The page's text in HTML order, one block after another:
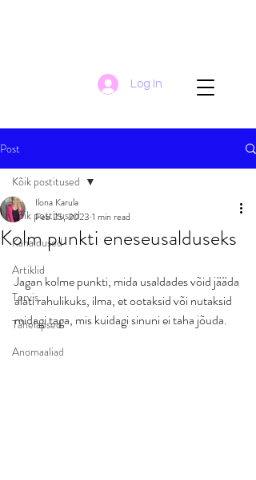
Log In
Post
Kõik postitused
Kanaldused
Artiklid
Tervis
Tähelapsed
Anomaaliad
Kõik postitused
Kolm punkti eneseusalduseks
Ilona Karula
Feb 25, 2023 1 min read
Jagan kolme punkti, mida usaldades võid jääda
alati rahulikuks, ilma, et ootaksid või nutaksid
midagi taga, mis kuidagi sinuni ei taha jõuda.